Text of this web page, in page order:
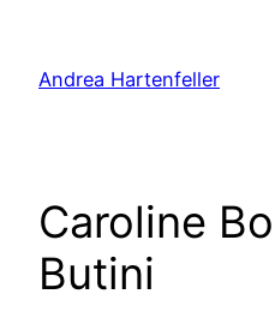
springen
Andrea Hartenfeller
Caroline
Butini